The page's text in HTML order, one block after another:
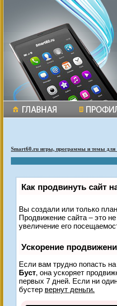
Smart60.ru игры, программы и темы для
Как продвинуть сайт
Вы создали или только
Продвижение сайта – это
увеличение его
Ускорение
Если вам трудно попасть
Буст, она ускоряет
первых 7 дней. Если ни
бустер вернут деньги.